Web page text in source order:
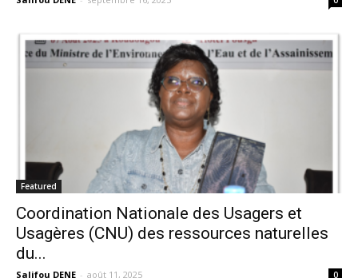
Featured
Coordination Nationale des Usagers et
Usagères (CNU) des ressources naturelles
du...
Salifou DENE - août 11, 2025 0